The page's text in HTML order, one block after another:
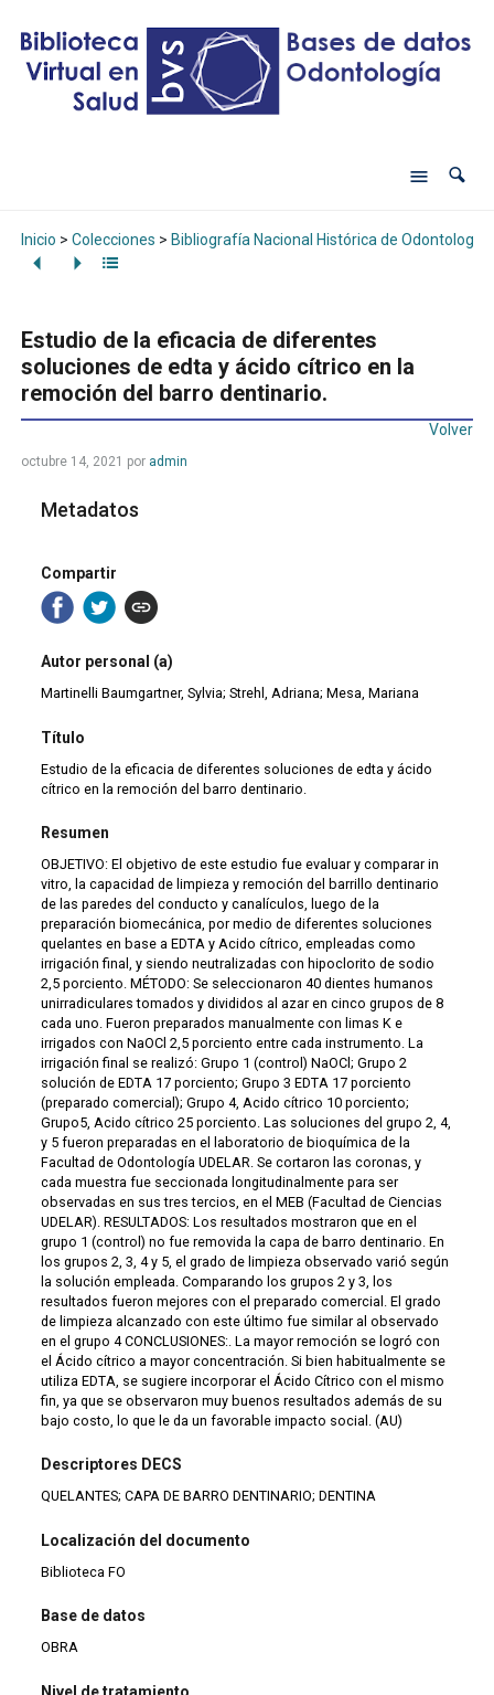
Inicio > Colecciones > Bibliografía Nacional Histórica de Odontología
Estudio de la eficacia de diferentes
soluciones de edta y ácido cítrico en la
remoción del barro dentinario.
Volver
octubre 14, 2021 por admin
Metadatos
Compartir
Autor personal (a)
Martinelli Baumgartner, Sylvia; Strehl, Adriana; Mesa, Mariana
Título
Estudio de la eficacia de diferentes soluciones de edta y ácido
cítrico en la remoción del barro dentinario.
Resumen
OBJETIVO: El objetivo de este estudio fue evaluar y comparar in
vitro, la capacidad de limpieza y remoción del barrillo dentinario
de las paredes del conducto y canalículos, luego de la
preparación biomecánica, por medio de diferentes soluciones
quelantes en base a EDTA y Acido cítrico, empleadas como
irrigación final, y siendo neutralizadas con hipoclorito de sodio
2,5 porciento. MÉTODO: Se seleccionaron 40 dientes humanos
unirradiculares tomados y divididos al azar en cinco grupos de 8
cada uno. Fueron preparados manualmente con limas K e
irrigados con NaOCl 2,5 porciento entre cada instrumento. La
irrigación final se realizó: Grupo 1 (control) NaOCl; Grupo 2
solución de EDTA 17 porciento; Grupo 3 EDTA 17 porciento
(preparado comercial); Grupo 4, Acido cítrico 10 porciento;
Grupo5, Acido cítrico 25 porciento. Las soluciones del grupo 2, 4,
y 5 fueron preparadas en el laboratorio de bioquímica de la
Facultad de Odontología UDELAR. Se cortaron las coronas, y
cada muestra fue seccionada longitudinalmente para ser
observadas en sus tres tercios, en el MEB (Facultad de Ciencias
UDELAR). RESULTADOS: Los resultados mostraron que en el
grupo 1 (control) no fue removida la capa de barro dentinario. En
los grupos 2, 3, 4 y 5, el grado de limpieza observado varió según
la solución empleada. Comparando los grupos 2 y 3, los
resultados fueron mejores con el preparado comercial. El grado
de limpieza alcanzado con este último fue similar al observado
en el grupo 4 CONCLUSIONES:. La mayor remoción se logró con
el Ácido cítrico a mayor concentración. Si bien habitualmente se
utiliza EDTA, se sugiere incorporar el Ácido Cítrico con el mismo
fin, ya que se observaron muy buenos resultados además de su
bajo costo, lo que le da un favorable impacto social. (AU)
Descriptores DECS
QUELANTES; CAPA DE BARRO DENTINARIO; DENTINA
Localización del documento
Biblioteca FO
Base de datos
OBRA
Nivel de tratamiento